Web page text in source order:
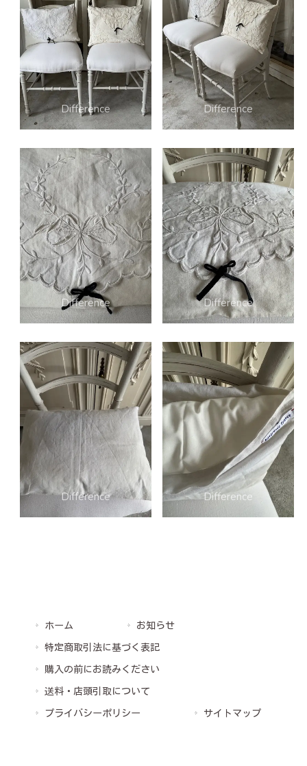
ホーム
お知らせ
特定商取引法に基づく表記
購入の前にお読みください
送料・店頭引取について
プライバシーポリシー
サイトマップ